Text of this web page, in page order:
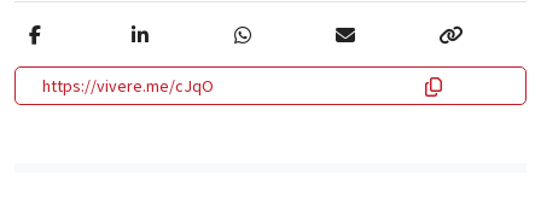
https://vivere.me/cJqO